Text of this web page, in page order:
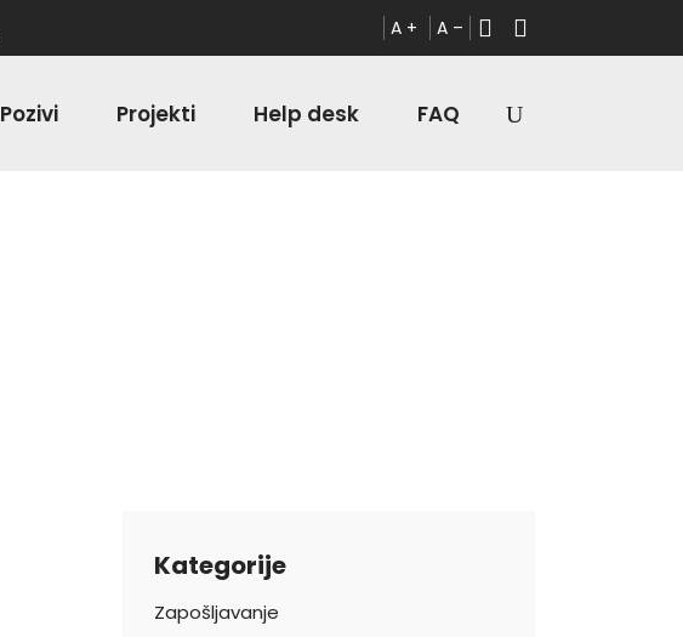
A + A –
Pozivi Projekti Help desk FAQ
Kategorije
Zapošljavanje